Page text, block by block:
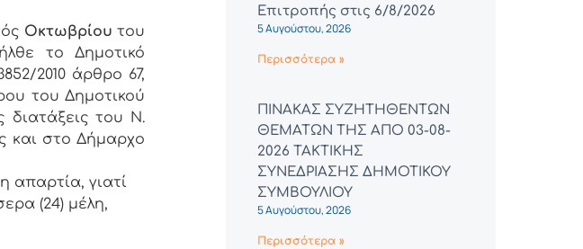
Οκτωβρίου του
το Δημοτικό
2010 άρθρο 67,
του Δημοτικού
διατάξεις του Ν.
και στο Δήμαρχο
απαρτία, γιατί
(24) μέλη,
Επιτροπής στις 6/8/2026
5 Αυγούστου, 2026
Περισσότερα »
ΠΙΝΑΚΑΣ ΣΥΖΗΤΗΘΕΝΤΩΝ
ΘΕΜΑΤΩΝ ΤΗΣ ΑΠΟ 03-08-
2026 ΤΑΚΤΙΚΗΣ
ΣΥΝΕΔΡΙΑΣΗΣ ΔΗΜΟΤΙΚΟΥ
ΣΥΜΒΟΥΛΙΟΥ
5 Αυγούστου, 2026
Περισσότερα »